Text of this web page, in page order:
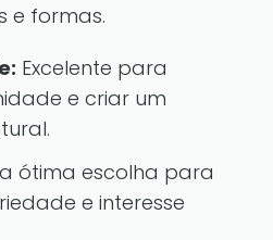
e formas.
Excelente para
e criar um
ótima escolha para
e interesse